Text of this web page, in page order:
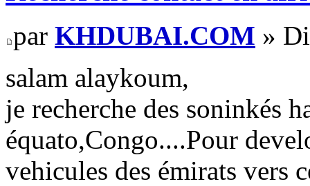
par KHDUBAI.COM »
salam alaykoum,
je recherche des soninkés
équato,Congo....Pour
vehicules des émirats vers